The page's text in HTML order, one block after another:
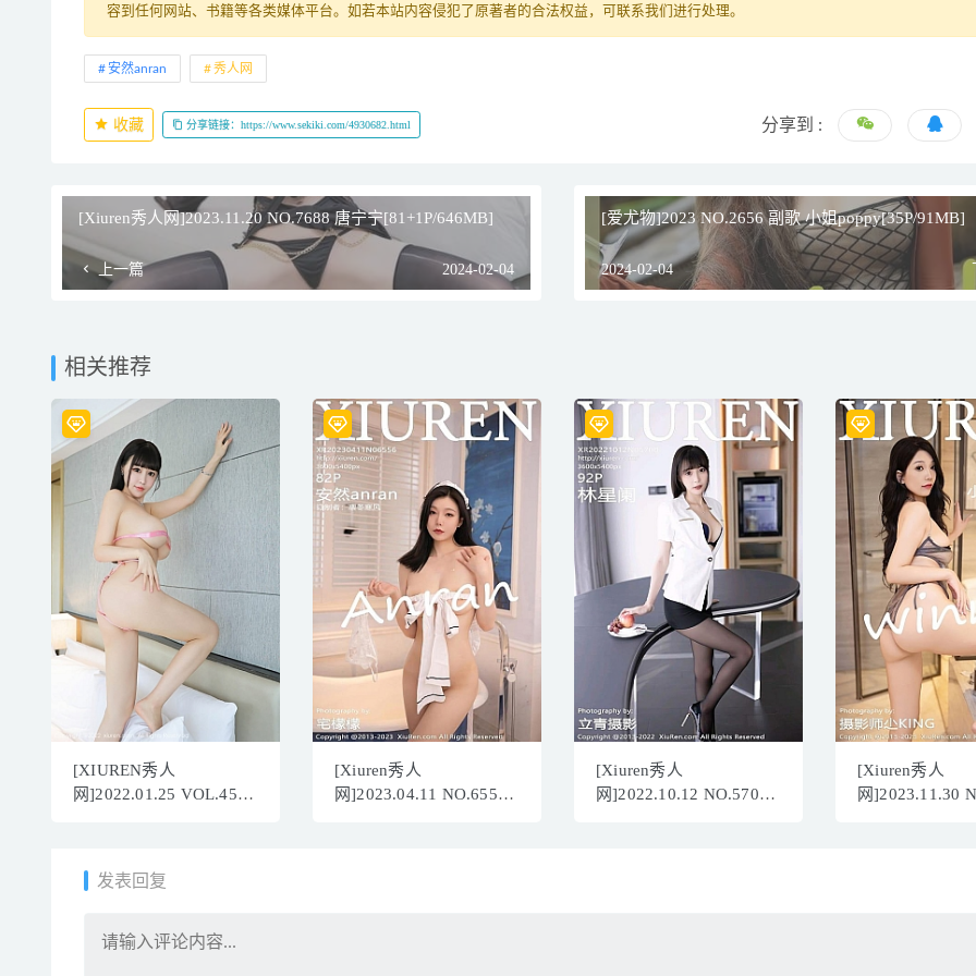
容到任何网站、书籍等各类媒体平台。如若本站内容侵犯了原著者的合法权益，可联系我们进行处理。
安然anran 秀人网
收藏 分享链接：https://www.sekiki.com/4930682.html 分享到 :
[Xiuren秀人网]2023.11.20 NO.7688 唐宁宁[81+1P/646MB]
上一篇 2024-02-04
[爱尤物]2023 NO.2656 副歌 小姐poppy[35P/91MB]
2024-02-04
相关推荐
[XIUREN秀人
网]2022.01.25 VOL.4509
[Xiuren秀人
网]2023.04.11 NO.6556
[Xiuren秀人
网]2022.10.12 NO.5700
[Xiuren秀人
网]2023.11.30
发表回复